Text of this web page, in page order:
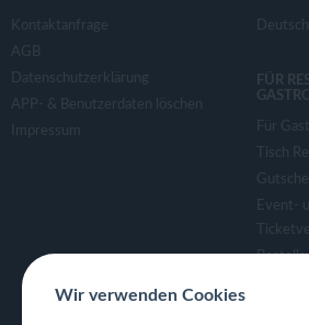
Kontaktanfrage
AGB
Datenschutzerklärung
APP- & Benutzerdaten löschen
Impressum
FÜR
Für
Tisch
Event-
Wir verwenden Cookies